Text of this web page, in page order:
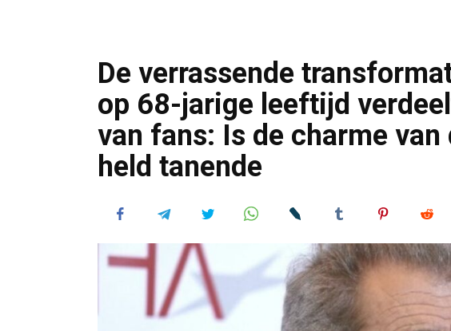
De verrassende
op 68-jarige leeftijd
van fans: Is de charme
held tanende